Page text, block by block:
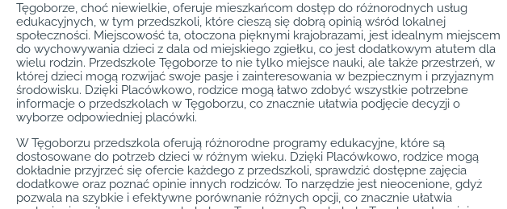
Tęgoborze, choć niewielkie, oferuje mieszkańcom dostęp do różnorodnych usług
edukacyjnych, w tym przedszkoli, które cieszą się dobrą opinią wśród lokalnej
społeczności. Miejscowość ta, otoczona pięknymi krajobrazami, jest idealnym miejscem
do wychowywania dzieci z dala od miejskiego zgiełku, co jest dodatkowym atutem dla
wielu rodzin. Przedszkole Tęgoborze to nie tylko miejsce nauki, ale także przestrzeń, w
której dzieci mogą rozwijać swoje pasje i zainteresowania w bezpiecznym i przyjaznym
środowisku. Dzięki Placówkowo, rodzice mogą łatwo zdobyć wszystkie potrzebne
informacje o przedszkolach w Tęgoborzu, co znacznie ułatwia podjęcie decyzji o
wyborze odpowiedniej placówki.
W Tęgoborzu przedszkola oferują różnorodne programy edukacyjne, które są
dostosowane do potrzeb dzieci w różnym wieku. Dzięki Placówkowo, rodzice mogą
dokładnie przyjrzeć się ofercie każdego z przedszkoli, sprawdzić dostępne zajęcia
dodatkowe oraz poznać opinie innych rodziców. To narzędzie jest nieocenione, gdyż
pozwala na szybkie i efektywne porównanie różnych opcji, co znacznie ułatwia